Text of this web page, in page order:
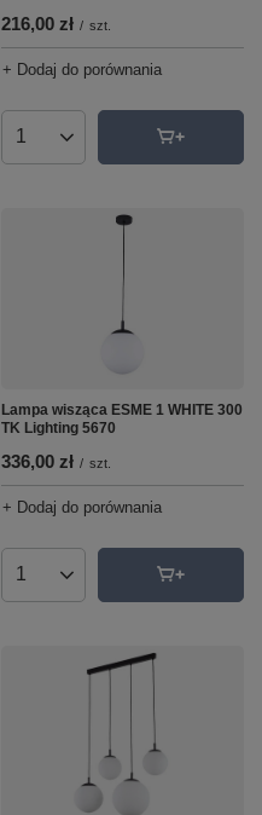
216,00 zł / szt.
+ Dodaj do porównania
Ilość produktów
Lampa wisząca ESME 1 WHITE 300
TK Lighting 5670
336,00 zł / szt.
+ Dodaj do porównania
Ilość produktów